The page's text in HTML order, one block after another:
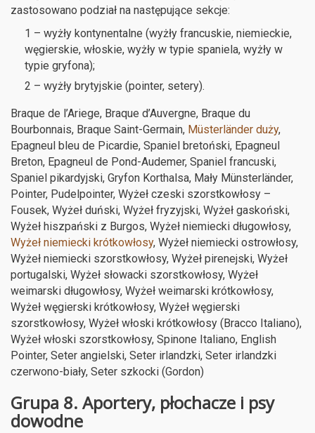
zastosowano podział na następujące sekcje:
1 – wyżły kontynentalne (wyżły francuskie, niemieckie,
węgierskie, włoskie, wyżły w typie spaniela, wyżły w
typie gryfona);
2 – wyżły brytyjskie (pointer, setery).
Braque de l’Ariege, Braque d’Auvergne, Braque du
Bourbonnais, Braque Saint-Germain, Müsterländer duży,
Epagneul bleu de Picardie, Spaniel bretoński, Epagneul
Breton, Epagneul de Pond-Audemer, Spaniel francuski,
Spaniel pikardyjski, Gryfon Korthalsa, Mały Münsterländer,
Pointer, Pudelpointer, Wyżeł czeski szorstkowłosy –
Fousek, Wyżeł duński, Wyżeł fryzyjski, Wyżeł gaskoński,
Wyżeł hiszpański z Burgos, Wyżeł niemiecki długowłosy,
Wyżeł niemiecki krótkowłosy, Wyżeł niemiecki ostrowłosy,
Wyżeł niemiecki szorstkowłosy, Wyżeł pirenejski, Wyżeł
portugalski, Wyżeł słowacki szorstkowłosy, Wyżeł
weimarski długowłosy, Wyżeł weimarski krótkowłosy,
Wyżeł węgierski krótkowłosy, Wyżeł węgierski
szorstkowłosy, Wyżeł włoski krótkowłosy (Bracco Italiano),
Wyżeł włoski szorstkowłosy, Spinone Italiano, English
Pointer, Seter angielski, Seter irlandzki, Seter irlandzki
czerwono-biały, Seter szkocki (Gordon)
Grupa 8. Aportery, płochacze i psy
dowodne